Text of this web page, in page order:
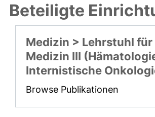
Beteiligte
Medizin > Lehrstuhl für
Medizin III
Internistische
Browse Publikationen